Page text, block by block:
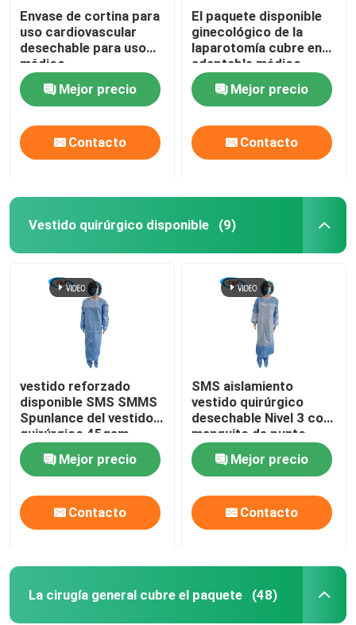
Envase de cortina para
uso cardiovascular
desechable para uso
médico
Mejor precio
Contacto
El paquete disponible
ginecológico de la
laparotomía cubre en
adaptable médico
Mejor precio
Contacto
Vestido quirúrgico disponible (9)
vestido reforzado
disponible SMS SMMS
Spunlance del vestido
quirúrgico 45gsm
Mejor precio
Contacto
SMS aislamiento
vestido quirúrgico
desechable Nivel 3 con
manguito de punto
Mejor precio
Contacto
La cirugía general cubre el paquete (48)